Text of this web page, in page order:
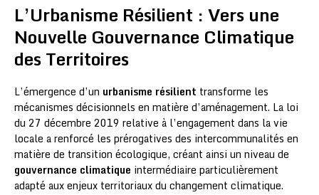
L’Urbanisme Résilient : Vers une
Nouvelle Gouvernance Climatique
des Territoires
L’émergence d’un urbanisme résilient transforme les
mécanismes décisionnels en matière d’aménagement. La loi
du 27 décembre 2019 relative à l’engagement dans la vie
locale a renforcé les prérogatives des intercommunalités en
matière de transition écologique, créant ainsi un niveau de
gouvernance climatique intermédiaire particulièrement
adapté aux enjeux territoriaux du changement climatique.